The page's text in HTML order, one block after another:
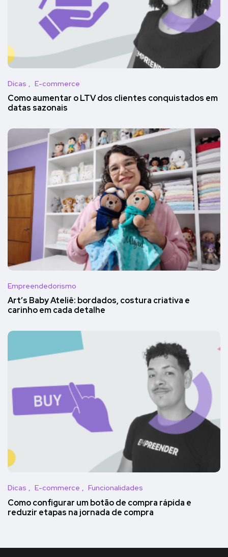
Dicas E-commerce
Como aumentar o LTV dos clientes conquistados em
datas sazonais
Empreendedorismo
Art’s Baby Ateliê: bordados, costura criativa e
carinho em cada detalhe
Dicas E-commerce Funcionalidades
Como configurar um botão de compra rápida e
reduzir etapas na jornada de compra